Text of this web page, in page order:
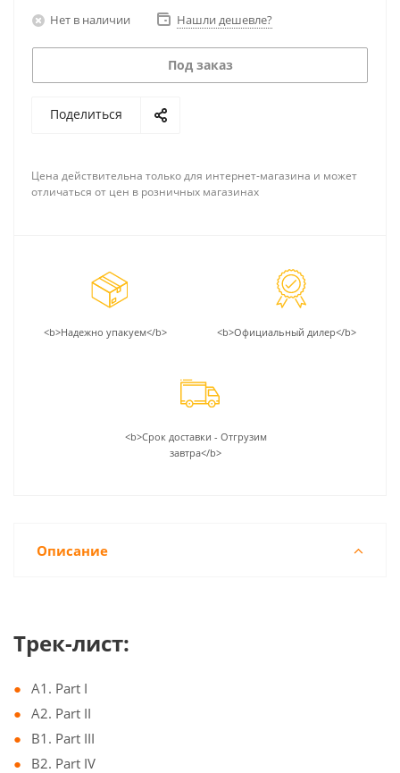
Нет в наличии Нашли дешевле?
Под заказ
Поделиться
Цена действительна только для интернет-магазина и может
отличаться от цен в розничных магазинах
<b>Надежно упакуем</b> <b>Официальный дилер</b>
<b>Срок доставки - Отгрузим
завтра</b>
Описание
Трек-лист:
A1. Part I
A2. Part II
B1. Part III
B2. Part IV